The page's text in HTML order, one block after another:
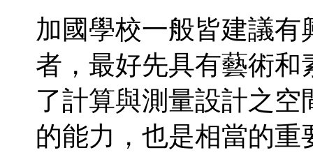
加國學校一般皆建議
者，最好先具有藝術
了計算與測量設計之
的能力，也是相當的